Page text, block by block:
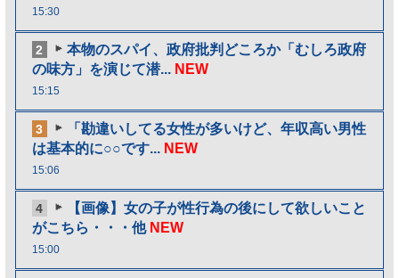
15:30
2
本物のスパイ、政府批判どころか「むしろ政府
の味方」を演じて潜... NEW
15:15
3
「勘違いしてる女性が多いけど、年収高い男性
は基本的に○○です... NEW
15:06
4
【画像】女の子が性行為の後にして欲しいこと
がこちら・・・他 NEW
15:00